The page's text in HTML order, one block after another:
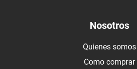
Nosotros
Quienes somos
Como comprar